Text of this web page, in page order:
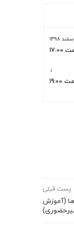
↓
پست قبلی
(آموزش